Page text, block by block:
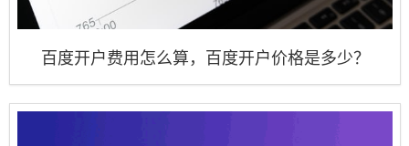
百度开户费用怎么算，百度开户价格是多少？